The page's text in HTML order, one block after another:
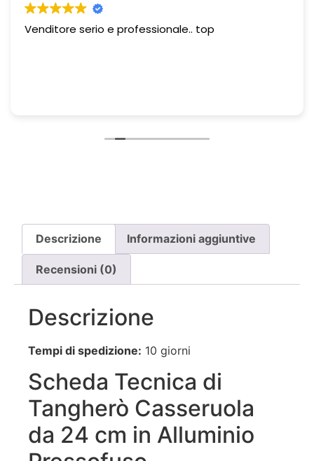
Venditore serio e professionale.. top
Descrizione Informazioni aggiuntive
Recensioni (0)
Descrizione
Tempi di spedizione: 10 giorni
Scheda Tecnica di
Tangherò Casseruola
da 24 cm in Alluminio